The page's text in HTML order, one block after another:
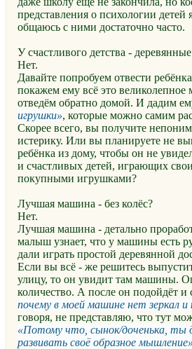
представления о психологии детей
общаюсь с ними достаточно часто.
У счастливого детства -
Нет.
Давайте попробуем отвести
покажем ему всё это великолепное
отведём обратно домой. И дадим
игрушки , которые можно самим
Скорее всего, вы получите
истерику. Или вы планируете не
ребёнка из дому, чтобы он не
и счастливых детей, играющих
покупными игрушками?
Лучшая машина - без колёс?
Нет.
Лучшая машина - детально
малыш узнает, что у машины есть
дали играть простой деревянной
Если вы всё - же решитесь
улицу, то он увидит там машины.
количество. А после он подойдёт и
почему в моей машине нет зеркал и
говоря, не представляю, что тут
Потому что, сынок/доченька, ты
развивать своё образное мышление